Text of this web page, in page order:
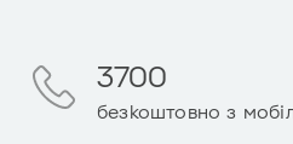
3700
безкоштовно з